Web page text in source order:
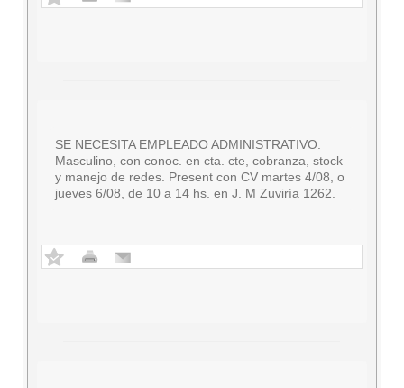
SE NECESITA EMPLEADO ADMINISTRATIVO.
Masculino, con conoc. en cta. cte, cobranza, stock
y manejo de redes. Present con CV martes 4/08, o
jueves 6/08, de 10 a 14 hs. en J. M Zuviría 1262.